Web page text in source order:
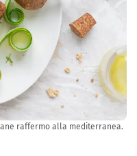
raffermo alla mediterranea.